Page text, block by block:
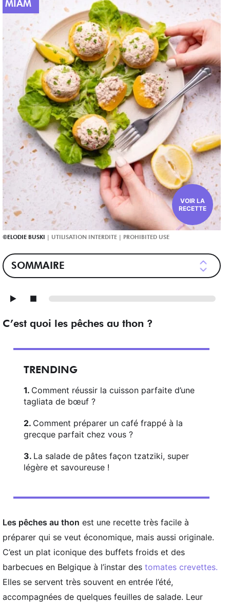
VOIR LA
RECETTE
ELODIE BUSKI
SOMMAIRE
C’est quoi les pêches au thon ?
TRENDING
Comment réussir la cuisson parfaite d’une
tagliata de bœuf ?
Comment préparer un café frappé à la
grecque parfait chez vous ?
La salade de pâtes façon tzatziki, super
légère et savoureuse !
Les pêches au thon est une recette très facile à
préparer qui se veut économique, mais aussi originale.
C’est un plat iconique des buffets froids et des
barbecues en Belgique à l’instar des tomates crevettes.
Elles se servent très souvent en entrée l’été,
accompagnées de quelques feuilles de salade. Leur